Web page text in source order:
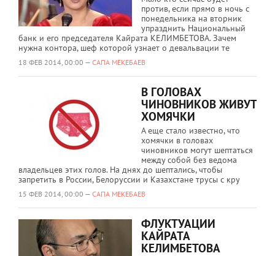
против, если прямо в ночь с
понедельника на вторник
упразднить Национальный
банк и его председателя Кайрата КЕЛИМБЕТОВА. Зачем
нужна контора, шеф которой узнает о девальвации те
18 ФЕВ 2014, 00:00 — САПА МЕКЕБАЕВ
В ГОЛОВАХ
ЧИНОВНИКОВ ЖИВУТ
ХОМЯЧКИ
А еще стало известно, что
хомячки в головах
чиновников могут шептаться
между собой без ведома
владельцев этих голов. На днях до шептались, чтобы
запретить в России, Белоруссии и Казахстане трусы с кру
15 ФЕВ 2014, 00:00 — САПА МЕКЕБАЕВ
ФЛУКТУАЦИИ
КАЙРАТА
КЕЛИМБЕТОВА